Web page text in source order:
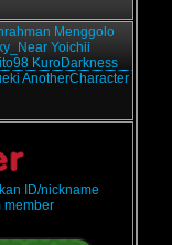
Menggolo
Yoichii
KuroDarkness
AnotherCharacter
ID/nickname
member